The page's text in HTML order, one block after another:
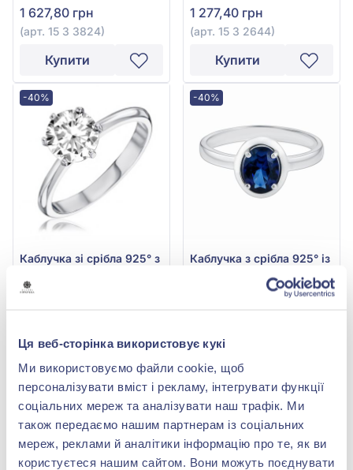
Ця веб-сторінка використовує кукі
Ми використовуємо файли cookie, щоб
персоналізувати вміст і рекламу, інтегрувати функції
соціальних мереж та аналізувати наш трафік. Ми
також передаємо нашим партнерам із соціальних
мереж, реклами й аналітики інформацію про те, як ви
користуєтеся нашим сайтом. Вони можуть поєднувати
1 627,80 грн
(арт. 15 3 3824)
Купити
1 277,40 грн
(арт. 15 3 2644)
Купити
-40%
Каблучка зі срібла 925° з
арт. 81769б
3 562,00 грн
-40%
Каблучка з срібла 925° із
арт. 1737/1p-HSPH
-40% -40%